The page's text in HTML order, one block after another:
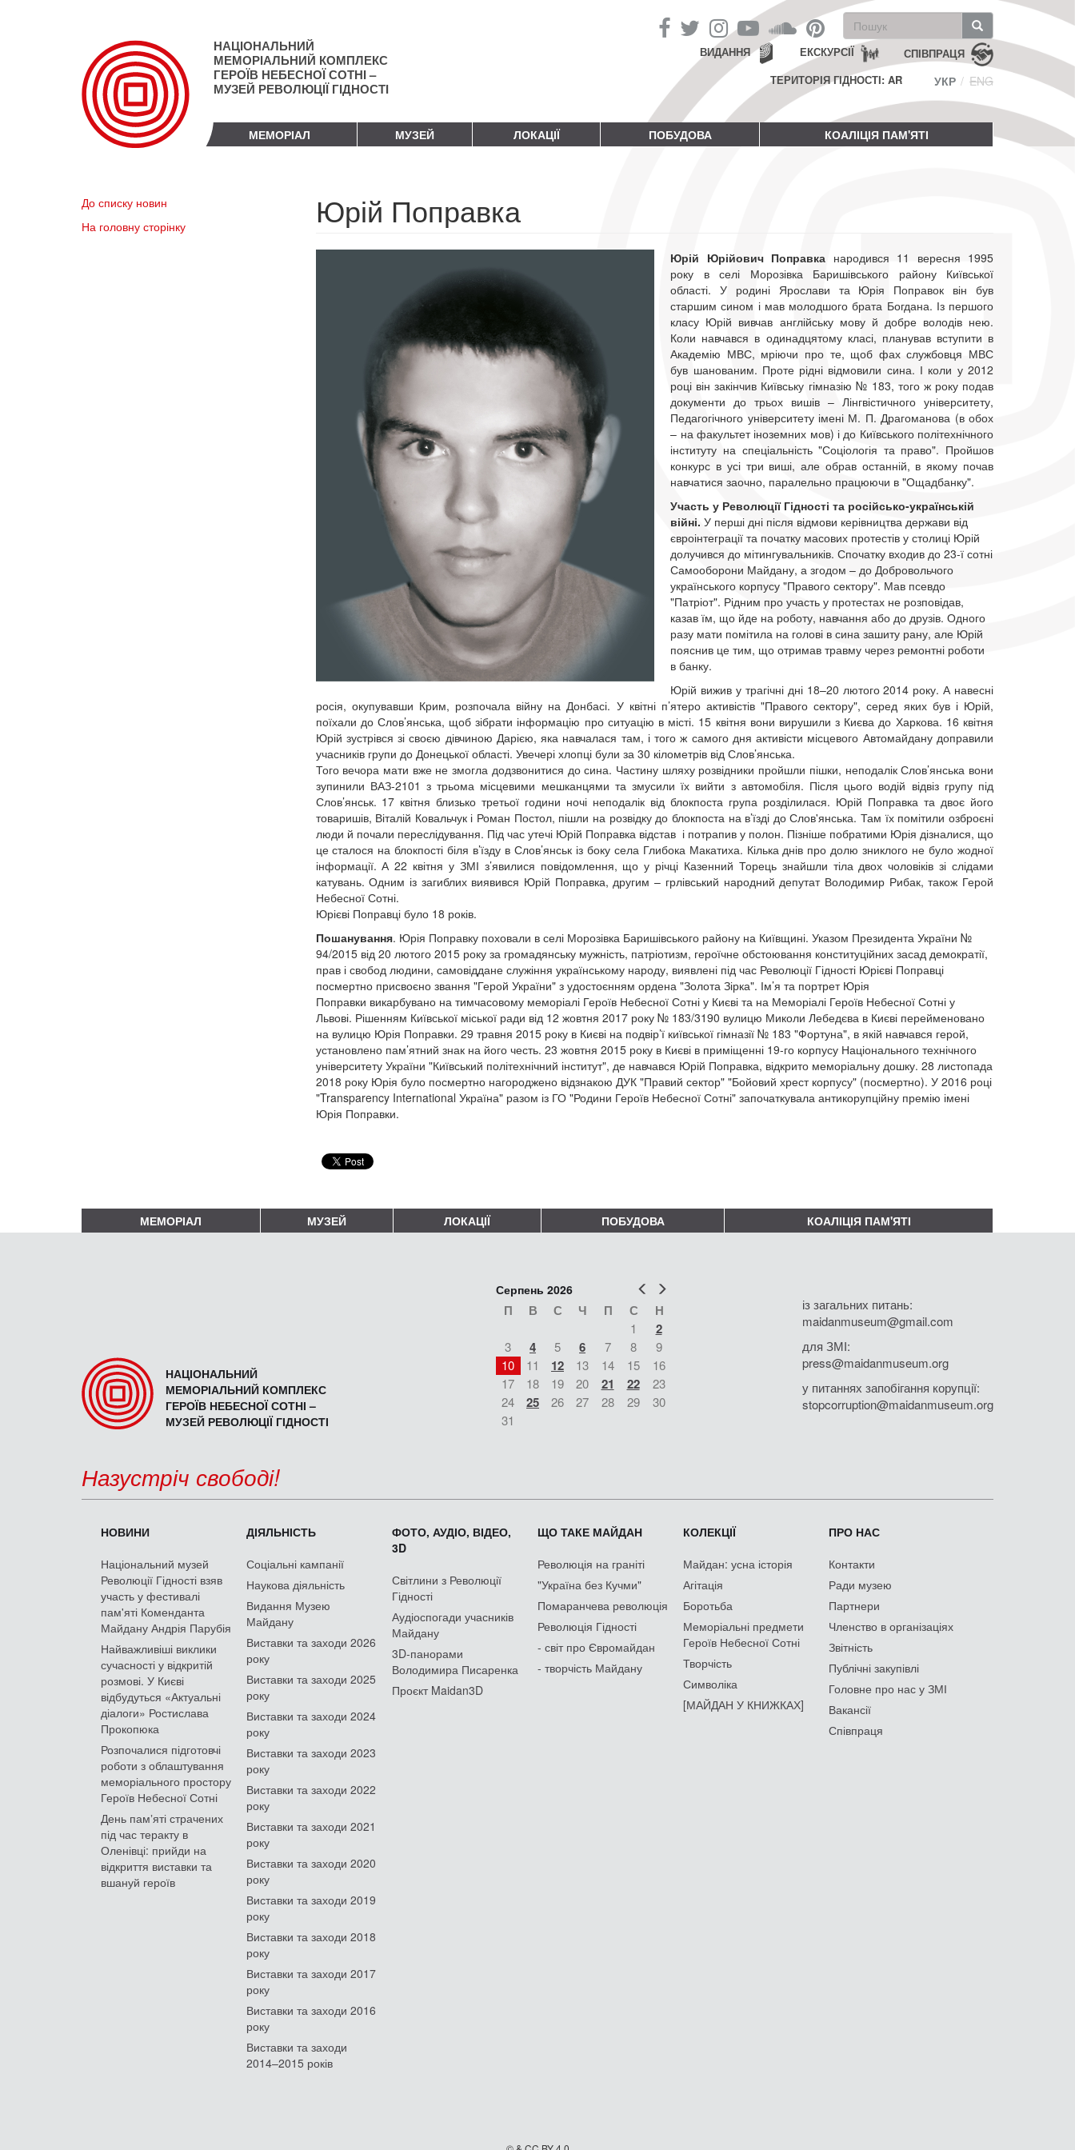
НАЦІОНАЛЬНИЙ
МЕМОРІАЛЬНИЙ КОМПЛЕКС
ГЕРОЇВ НЕБЕСНОЇ СОТНІ –
МУЗЕЙ РЕВОЛЮЦІЇ ГІДНОСТІ
Пошукова
форма
Пошук СПІВПРАЦЯ
ЕКСКУРСІЇ
ВИДАННЯ
ТЕРИТОРІЯ ГІДНОСТІ: AR
УКР ENG
МЕМОРІАЛ МУЗЕЙ ЛОКАЦІЇ ПОБУДОВА КОАЛІЦІЯ ПАМ'ЯТІ
До списку новин
На головну сторінку
Юрій Поправка
Юрій Юрійович Поправка народився 11 вересня 1995
року в селі Морозівка Баришівського району Київської
області. У родині Ярослави та Юрія Поправок він був
старшим сином і мав молодшого брата Богдана. Із першого
класу Юрій вивчав англійську мову й добре володів нею.
Коли навчався в одинадцятому класі, планував вступити в
Академію МВС, мріючи про те, щоб фах службовця МВС
був шанованим. Проте рідні відмовили сина. І коли у 2012
році він закінчив Київську гімназію № 183, того ж року подав
документи до трьох вишів – Лінгвістичного університету,
Педагогічного університету імені М. П. Драгоманова (в обох
– на факультет іноземних мов) і до Київського політехнічного
інституту на спеціальність "Соціологія та право". Пройшов
конкурс в усі три виші, але обрав останній, в якому почав
навчатися заочно, паралельно працюючи в "Ощадбанку".
Участь у Революції Гідності та російсько-українській
війні. У перші дні після відмови керівництва держави від
євроінтеграції та початку масових протестів у столиці Юрій
долучився до мітингувальників. Спочатку входив до 23-ї сотні
Самооборони Майдану, а згодом – до Добровольчого
українського корпусу "Правого сектору". Мав псевдо
"Патріот". Рідним про участь у протестах не розповідав,
казав їм, що йде на роботу, навчання або до друзів. Одного
разу мати помітила на голові в сина зашиту рану, але Юрій
пояснив це тим, що отримав травму через ремонтні роботи
в банку.
Юрій вижив у трагічні дні 18–20 лютого 2014 року. А навесні
росія, окупувавши Крим, розпочала війну на Донбасі. У квітні п’ятеро активістів "Правого сектору", серед яких був і Юрій,
поїхали до Слов’янська, щоб зібрати інформацію про ситуацію в місті. 15 квітня вони вирушили з Києва до Харкова. 16 квітня
Юрій зустрівся зі своєю дівчиною Дарією, яка навчалася там, і того ж самого дня активісти місцевого Автомайдану доправили
учасників групи до Донецької області. Увечері хлопці були за 30 кілометрів від Слов’янська.
Того вечора мати вже не змогла додзвонитися до сина. Частину шляху розвідники пройшли пішки, неподалік Слов’янська вони
зупинили ВАЗ-2101 з трьома місцевими мешканцями та змусили їх вийти з автомобіля. Після цього водій відвіз групу під
Слов’янськ. 17 квітня близько третьої години ночі неподалік від блокпоста група розділилася. Юрій Поправка та двоє його
товаришів, Віталій Ковальчук і Роман Постол, пішли на розвідку до блокпоста на в’їзді до Слов'янська. Там їх помітили озброєні
люди й почали переслідування. Під час утечі Юрій Поправка відстав і потрапив у полон. Пізніше побратими Юрія дізналися, що
це сталося на блокпості біля в’їзду в Слов’янськ із боку села Глибока Макатиха. Кілька днів про долю зниклого не було жодної
інформації. А 22 квітня у ЗМІ з’явилися повідомлення, що у річці Казенний Торець знайшли тіла двох чоловіків зі слідами
катувань. Одним із загиблих виявився Юрій Поправка, другим – грлівський народний депутат Володимир Рибак, також Герой
Небесної Сотні.
Юрієві Поправці було 18 років.
Пошанування. Юрія Поправку поховали в селі Морозівка Баришівського району на Київщині. Указом Президента України №
94/2015 від 20 лютого 2015 року за громадянську мужність, патріотизм, героїчне обстоювання конституційних засад демократії,
прав і свобод людини, самовіддане служіння українському народу, виявлені під час Революції Гідності Юрієві Поправці
посмертно присвоєно звання "Герой України" з удостоєнням ордена "Золота Зірка". Ім’я та портрет Юрія
Поправки викарбувано на тимчасовому меморіалі Героїв Небесної Сотні у Києві та на Меморіалі Героїв Небесної Сотні у
Львові. Рішенням Київської міської ради від 12 жовтня 2017 року № 183/3190 вулицю Миколи Лебедєва в Києві перейменовано
на вулицю Юрія Поправки. 29 травня 2015 року в Києві на подвір’ї київської гімназії № 183 "Фортуна", в якій навчався герой,
установлено пам’ятний знак на його честь. 23 жовтня 2015 року в Києві в приміщенні 19-го корпусу Національного технічного
університету України "Київський політехнічний інститут", де навчався Юрій Поправка, відкрито меморіальну дошку. 28 листопада
2018 року Юрія було посмертно нагороджено відзнакою ДУК "Правий сектор" "Бойовий хрест корпусу" (посмертно). У 2016 році
"Transparency International Україна" разом із ГО "Родини Героїв Небесної Сотні" започаткувала антикорупційну премію імені
Юрія Поправки.
МЕМОРІАЛ МУЗЕЙ ЛОКАЦІЇ ПОБУДОВА КОАЛІЦІЯ ПАМ'ЯТІ
НАЦІОНАЛЬНИЙ
МЕМОРІАЛЬНИЙ КОМПЛЕКС
ГЕРОЇВ НЕБЕСНОЇ СОТНІ –
МУЗЕЙ РЕВОЛЮЦІЇ ГІДНОСТІ
Попер
Серпень 2026
П В С Ч П С Н
1 2
3 4 5 6 7 8
9
10
11 12 13 14 15
16
17
18 19 20 21 22
23
24
25 26 27 28 29
30
31
із загальних питань:
maidanmuseum@gmail.com
для ЗМІ:
press@maidanmuseum.org
у питаннях запобігання корупції:
stopcorruption@maidanmuseum.org
Назустріч свободі!
НОВИНИ
Національний музей
Революції Гідності взяв
участь у фестивалі
пам'яті Коменданта
Майдану Андрія Парубія
Найважливіші виклики
сучасності у відкритій
розмові. У Києві
відбудуться «Актуальні
діалоги» Ростислава
Прокопюка
Розпочалися підготовчі
роботи з облаштування
меморіального простору
Героїв Небесної Сотні
День памʼяті страчених
під час теракту в
Оленівці: прийди на
відкриття виставки та
вшануй героїв
ДІЯЛЬНІСТЬ
Соціальні кампанії
Наукова діяльність
Видання Музею
Майдану
Виставки та заходи 2026
року
Виставки та заходи 2025
року
Виставки та заходи 2024
року
Виставки та заходи 2023
року
Виставки та заходи 2022
року
Виставки та заходи 2021
року
Виставки та заходи 2020
року
Виставки та заходи 2019
року
Виставки та заходи 2018
року
Виставки та заходи 2017
року
Виставки та заходи 2016
року
Виставки та заходи
2014–2015 років
ФОТО, АУДІО, ВІДЕО,
3D
Світлини з Революції
Гідності
Аудіоспогади учасників
Майдану
3D-панорами
Володимира Писаренка
Проєкт Maidan3D
ЩО ТАКЕ МАЙДАН
Революція на граніті
"Україна без Кучми"
Помаранчева революція
Революція Гідності
- світ про Євромайдан
- творчість Майдану
КОЛЕКЦІЇ
Майдан: усна історія
Агітація
Боротьба
Меморіальні предмети
Героїв Небесної Сотні
Творчість
Символіка
[МАЙДАН У КНИЖКАХ]
ПРО НАС
Контакти
Ради музею
Партнери
Членство в організаціях
Звітність
Публічні закупівлі
Головне про нас у ЗМІ
Вакансії
Співпраця